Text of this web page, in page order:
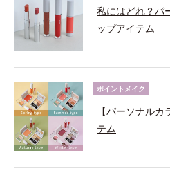
私にはどれ？パ
ップアイテム
ポイントメイク
【パーソナル
テム